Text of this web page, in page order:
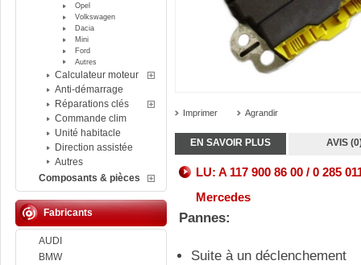
Opel
Volkswagen
Dacia
Mini
Ford
Autres
Calculateur moteur
Anti-démarrage
Réparations clés
Commande clim
Unité habitacle
Direction assistée
Autres
Composants & pièces
Fabricants
AUDI
BMW
Imprimer Agrandir
EN SAVOIR PLUS AVIS
LU: A 117 900 86 00 / 0 285
Mercedes
Pannes:
Suite à un déclenchement